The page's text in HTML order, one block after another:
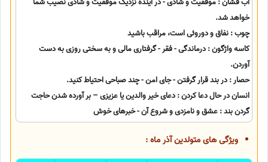
خواهد شد.
چوب : نفاق و دوروئی است، مراقب باشید
کاسه واژگون : درماندگی - فقر - گرفتاری مالی و به سختی روزی به دست
آوردن.
حصار : در بند قرار گرفتن - جای امن - چند صباحی احتیاط کنید.
انسان در حال دعا کردن : دعای خیر والدین یا عزیزی – بر آورده شدن حاجت
گردن بند : عشق و نامزدی و شروع آن - خبرهای خوش
ویژگی های متولدین آذر ماه :